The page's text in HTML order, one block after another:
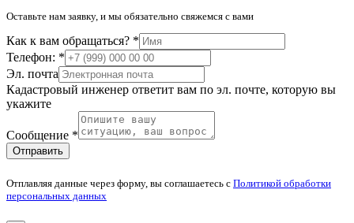
Оставьте нам заявку, и мы обязательно свяжемся с вами
Как к вам обращаться? *
Телефон: *
Эл. почта
Кадастровый инженер ответит вам по эл. почте, которую вы
укажите
Сообщение *
Отправить
Отплавляя данные через форму, вы соглашаетесь с Политикой обработки
персональных данных